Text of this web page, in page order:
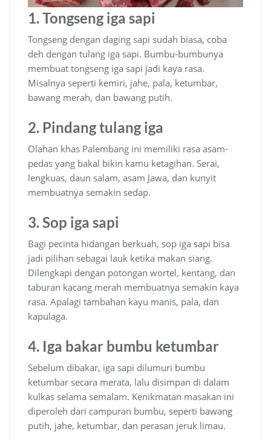
1. Tongseng iga sapi
Tongseng dengan daging sapi sudah biasa, coba
deh dengan tulang iga sapi. Bumbu-bumbunya
membuat tongseng iga sapi jadi kaya rasa.
Misalnya seperti kemiri, jahe, pala, ketumbar,
bawang merah, dan bawang putih.
2. Pindang tulang iga
Olahan khas Palembang ini memiliki rasa asam-
pedas yang bakal bikin kamu ketagihan. Serai,
lengkuas, daun salam, asam Jawa, dan kunyit
membuatnya semakin sedap.
3. Sop iga sapi
Bagi pecinta hidangan berkuah, sop iga sapi bisa
jadi pilihan sebagai lauk ketika makan siang.
Dilengkapi dengan potongan wortel, kentang, dan
taburan kacang merah membuatnya semakin kaya
rasa. Apalagi tambahan kayu manis, pala, dan
kapulaga.
4. Iga bakar bumbu ketumbar
Sebelum dibakar, iga sapi dilumuri bumbu
ketumbar secara merata, lalu disimpan di dalam
kulkas selama semalam. Kenikmatan masakan ini
diperoleh dari campuran bumbu, seperti bawang
putih, jahe, ketumbar, dan perasan jeruk limau.